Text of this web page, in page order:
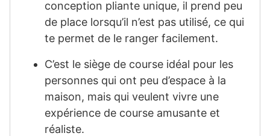
conception pliante unique, il prend peu
de place lorsqu’il n’est pas utilisé, ce qui
te permet de le ranger facilement.
C’est le siège de course idéal pour les
personnes qui ont peu d’espace à la
maison, mais qui veulent vivre une
expérience de course amusante et
réaliste.